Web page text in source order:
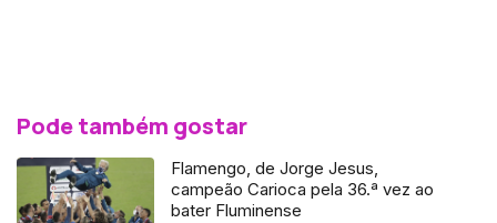
Pode também gostar
Flamengo, de Jorge Jesus,
campeão Carioca pela 36.ª vez ao
bater Fluminense